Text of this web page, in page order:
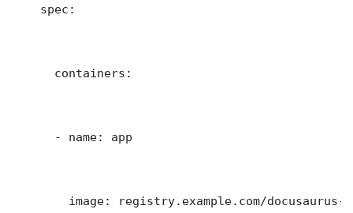
    spec:
      containers:
      - name: app
image: registry.example.com/